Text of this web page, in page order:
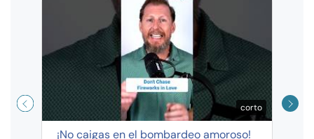
corto
¡No caigas en el bombardeo amoroso!